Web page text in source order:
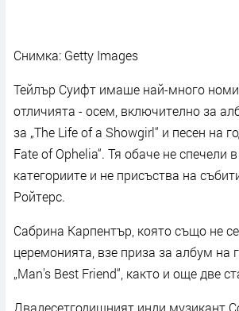
Снимка: Getty Images
Тейлър Суифт имаше най-много
отличията - осем, включително за
за „The Life of a Showgirl“ и песен на
Fate of Ophelia“. Тя обаче не спечели
категориите и не присъства на
Ройтерс.
Сабрина Карпентър, която също не
церемонията, взе приза за албум на
„Man's Best Friend“, както и още две
Двадесетгодишният инди музикант